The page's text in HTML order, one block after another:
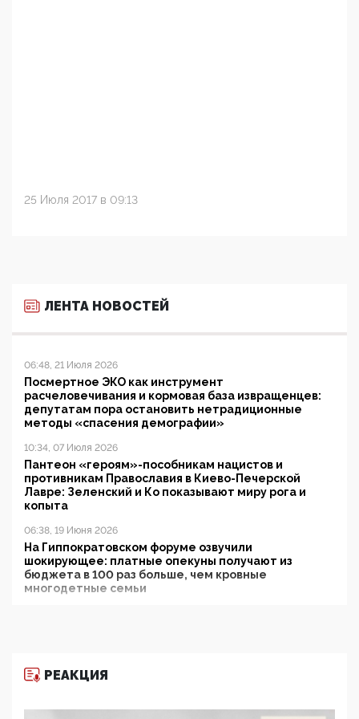
25 Июля 2017 в 09:13
ЛЕНТА НОВОСТЕЙ
06:48, 21 Июля 2026
Посмертное ЭКО как инструмент
расчеловечивания и кормовая база извращенцев:
депутатам пора остановить нетрадиционные
методы «спасения демографии»
10:34, 07 Июля 2026
Пантеон «героям»-пособникам нацистов и
противникам Православия в Киево-Печерской
Лавре: Зеленский и Ко показывают миру рога и
копыта
06:38, 19 Июня 2026
На Гиппократовском форуме озвучили
шокирующее: платные опекуны получают из
бюджета в 100 раз больше, чем кровные
многодетные семьи
11:53, 09 Июня 2026
деятельность ИИТО ЮНЕСКО в России, но
РЕАКЦИЯ